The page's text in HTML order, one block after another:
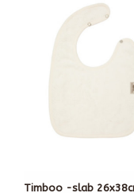
Timboo -slab